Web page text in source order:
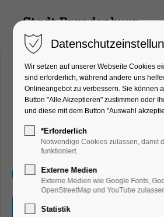
Krugpark:
Kino, Umwelt
11.05.2025, 08:00–10:00
Eintritt frei
Wir setzen auf unserer Webseite Cookies
sind erforderlich, während andere uns
Onlineangebot zu verbessern. Sie können
Button "Alle Akzeptieren" zustimmen oder
und diese mit dem Button "Auswahl
*Erforderlich
Notwendige Cookies zulassen, damit
funktioniert.
Externe Medien
Externe Medien wie Google Fonts,
OpenStreetMap und YouTube
Statistik